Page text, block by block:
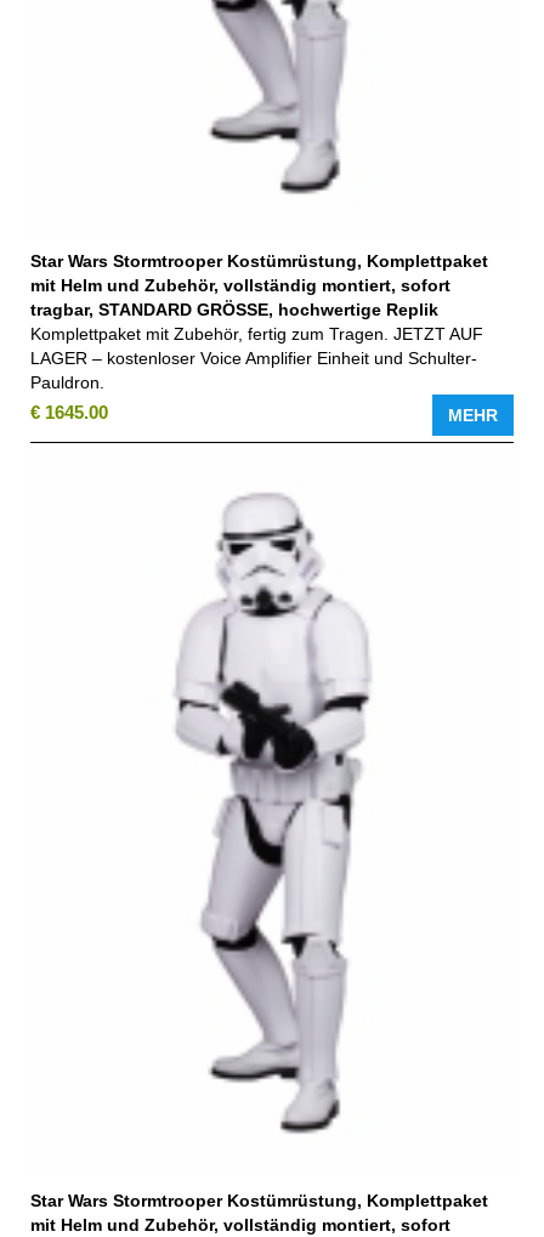
Star Wars Stormtrooper Kostümrüstung, Komplettpaket
mit Helm und Zubehör, vollständig montiert, sofort
tragbar, STANDARD GRÖSSE, hochwertige Replik
Komplettpaket mit Zubehör, fertig zum Tragen. JETZT AUF
LAGER – kostenloser Voice Amplifier Einheit und Schulter-
Pauldron.
€ 1645.00 MEHR
Star Wars Stormtrooper Kostümrüstung, Komplettpaket
mit Helm und Zubehör, vollständig montiert, sofort